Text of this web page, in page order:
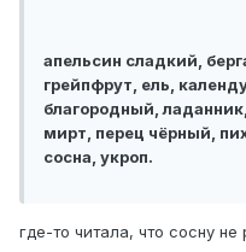
апельсин сладкий,
грейпфрут, ель,
благородный,
мирт, перец чёрный,
сосна, укроп.
где-то читала, что сосну